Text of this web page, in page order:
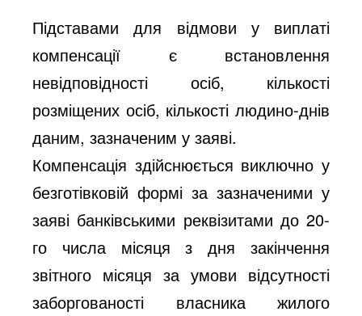
Підставами для відмови у виплаті
компенсації є встановлення
невідповідності осіб, кількості
розміщених осіб, кількості людино-днів
даним, зазначеним у заяві.
Компенсація здійснюється виключно у
безготівковій формі за зазначеними у
заяві банківськими реквізитами до 20-
го числа місяця з дня закінчення
звітного місяця за умови відсутності
заборгованості власника жилого